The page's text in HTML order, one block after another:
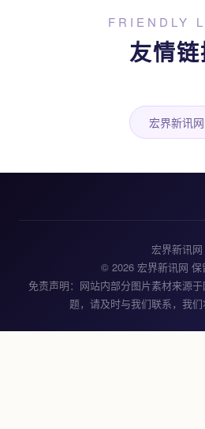
FRIENDLY
友情
宏界新讯网
宏界新讯网
© 2026 宏界新讯网 保
免责声明：网站内部分图片素材来源
题，请及时与我们联系，我们